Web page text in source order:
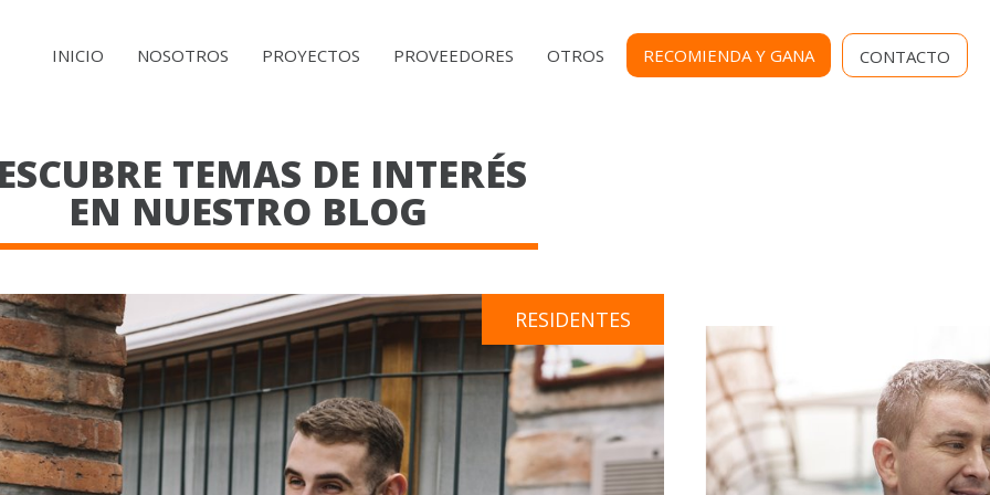
MAIN
INICIO NOSOTROS PROYECTOS PROVEEDORES OTROS
MENU
RECOMIENDA Y GANA CONTACTO
TEMAS DE INTERÉS
EN NUESTRO BLOG
RESIDENTES